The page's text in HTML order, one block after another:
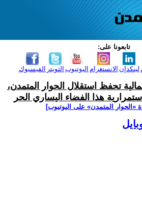
تابعونا على:
الفيسبوك التويتر اليوتيوب الانستغرام لينكدإن
تحفظ استقلال الحوار المتمدن،
هذا الفضاء اليساري الحر
‫«الحوار المتمدن» على اليوتيوب]